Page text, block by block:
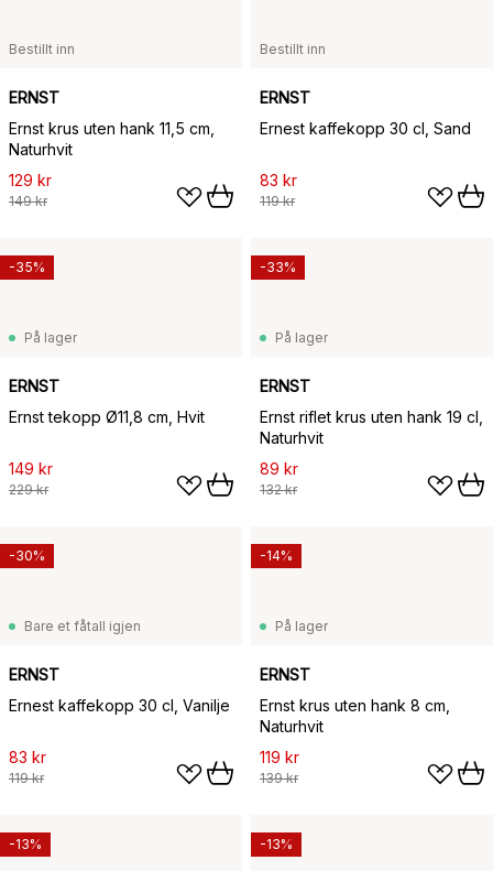
Bestillt inn
ERNST
Ernst krus uten hank 11,5 cm,
Naturhvit
129 kr
149 kr
Bestillt inn
ERNST
Ernest kaffekopp 30 cl, Sand
83 kr
119 kr
På lager
ERNST
Ernst tekopp Ø11,8 cm, Hvit
149 kr
229 kr
-35%
På lager
ERNST
Ernst riflet krus uten hank 19 cl,
Naturhvit
89 kr
132 kr
-33%
Bare et fåtall igjen
ERNST
Ernest kaffekopp 30 cl, Vanilje
83 kr
119 kr
-30%
På lager
ERNST
Ernst krus uten hank 8 cm,
Naturhvit
119 kr
139 kr
-14%
-13% -13%